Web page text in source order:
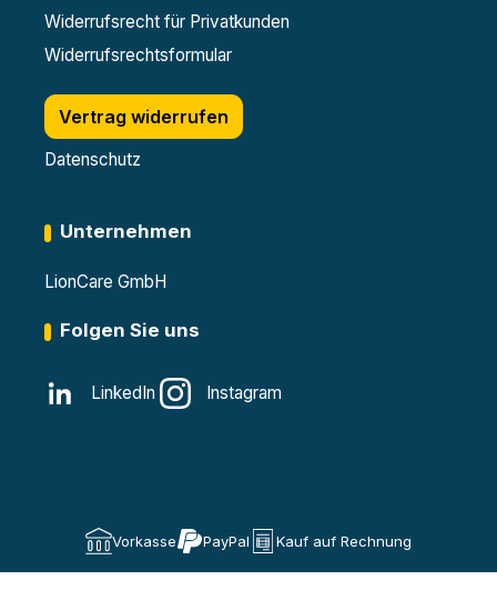
Widerrufsrecht für Privatkunden
Widerrufsrechtsformular
Vertrag widerrufen
Datenschutz
Unternehmen
LionCare GmbH
Folgen Sie uns
LinkedIn Instagram
Vorkasse PayPal Kauf auf Rechnung